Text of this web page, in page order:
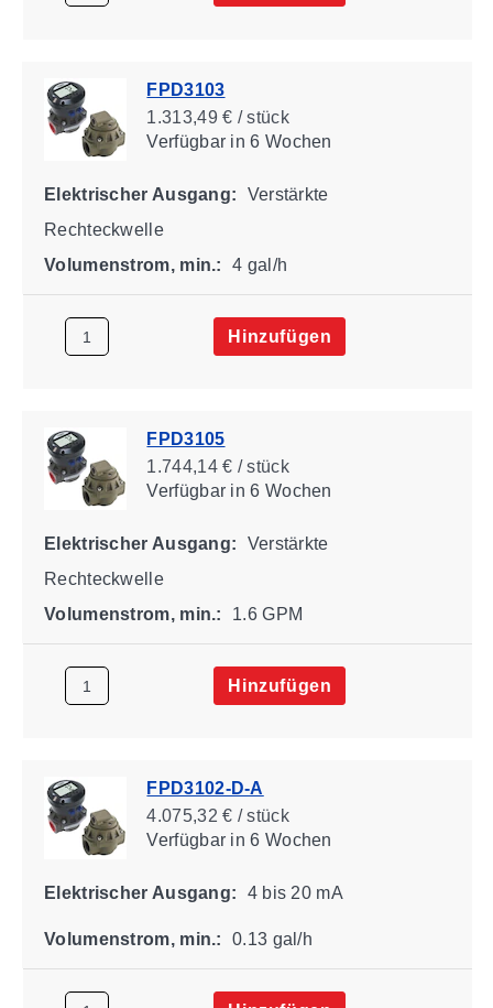
FPD3103
1.313,49 € / stück
Verfügbarin 6 Wochen
Elektrischer Ausgang:
Verstärkte
Rechteckwelle
Volumenstrom, min.:
4 gal/h
Hinzufügen
FPD3105
1.744,14 € / stück
Verfügbarin 6 Wochen
Elektrischer Ausgang:
Verstärkte
Rechteckwelle
Volumenstrom, min.:
1.6 GPM
Hinzufügen
FPD3102-D-A
4.075,32 € / stück
Verfügbarin 6 Wochen
Elektrischer Ausgang: 4 bis 20 mA
Volumenstrom, min.: 0.13 gal/h